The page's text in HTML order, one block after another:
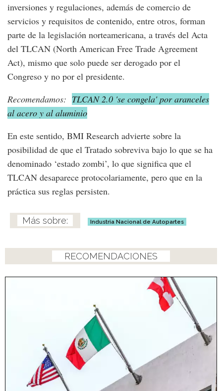
inversiones y regulaciones, además de comercio de
servicios y requisitos de contenido, entre otros, forman
parte de la legislación norteamericana, a través del Acta
del TLCAN (North American Free Trade Agreement
Act), mismo que solo puede ser derogado por el
Congreso y no por el presidente.
Recomendamos: TLCAN 2.0 'se congela' por aranceles
al acero y al aluminio
En este sentido, BMI Research advierte sobre la
posibilidad de que el Tratado sobreviva bajo lo que se ha
denominado ‘estado zombi’, lo que significa que el
TLCAN desaparece protocolariamente, pero que en la
práctica sus reglas persisten.
Industria Nacional de Autopartes
RECOMENDACIONES